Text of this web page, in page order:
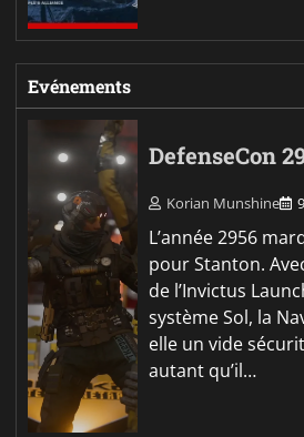
Evénements
DefenseCon
Korian Munshine
L’année 2956
pour Stanton.
de l’Invictus
système Sol, la
elle un vide
autant qu’il…